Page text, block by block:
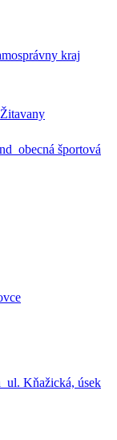
kraj
športová
Kňažická, úsek